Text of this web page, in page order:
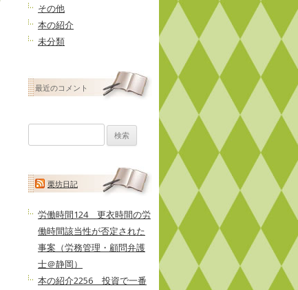
その他
本の紹介
未分類
最近のコメント
検
栗坊日記
労働時間124 更衣時間の労
働時間該当性が否定された
事案（労務管理・顧問弁護
士＠静岡）
本の紹介2256 投資で一番